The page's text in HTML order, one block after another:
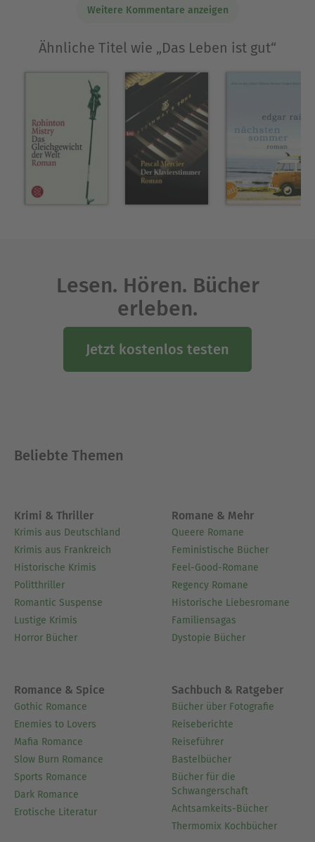
Weitere Kommentare anzeigen
Ähnliche Titel wie „Das Leben ist gut“
Lesen. Hören. Bücher
erleben.
Jetzt kostenlos testen
Beliebte Themen
Krimi & Thriller
Krimis aus Deutschland
Krimis aus Frankreich
Historische Krimis
Politthriller
Romantic Suspense
Lustige Krimis
Horror Bücher
Romane & Mehr
Queere Romane
Feministische Bücher
Feel-Good-Romane
Regency Romane
Historische Liebesromane
Familiensagas
Dystopie Bücher
Romance & Spice
Gothic Romance
Enemies to Lovers
Mafia Romance
Slow Burn Romance
Sports Romance
Dark Romance
Erotische Literatur
Sachbuch & Ratgeber
Bücher über Fotografie
Reiseberichte
Reiseführer
Bastelbücher
Bücher für die
Schwangerschaft
Achtsamkeits-Bücher
Thermomix Kochbücher